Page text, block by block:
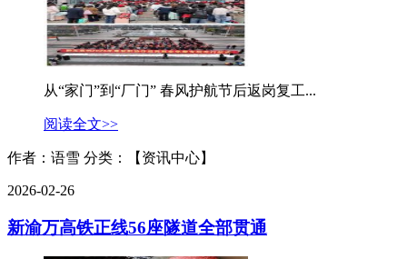
从“家门”到“厂门” 春风护航节后返岗复工...
阅读全文>>
作者：语雪 分类：【资讯中心】
2026-02-26
新渝万高铁正线56座隧道全部贯通